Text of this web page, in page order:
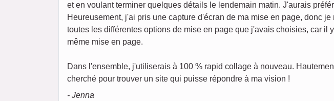
et en voulant terminer quelques détails le lendemain matin. J'aurais
Heureusement, j'ai pris une capture d'écran de ma mise en page, donc
toutes les différentes options de mise en page que j'avais choisies, car
même mise en page.
Dans l'ensemble, j'utiliserais à 100 % rapid collage à nouveau.
cherché pour trouver un site qui puisse répondre à ma vision !
- Jenna